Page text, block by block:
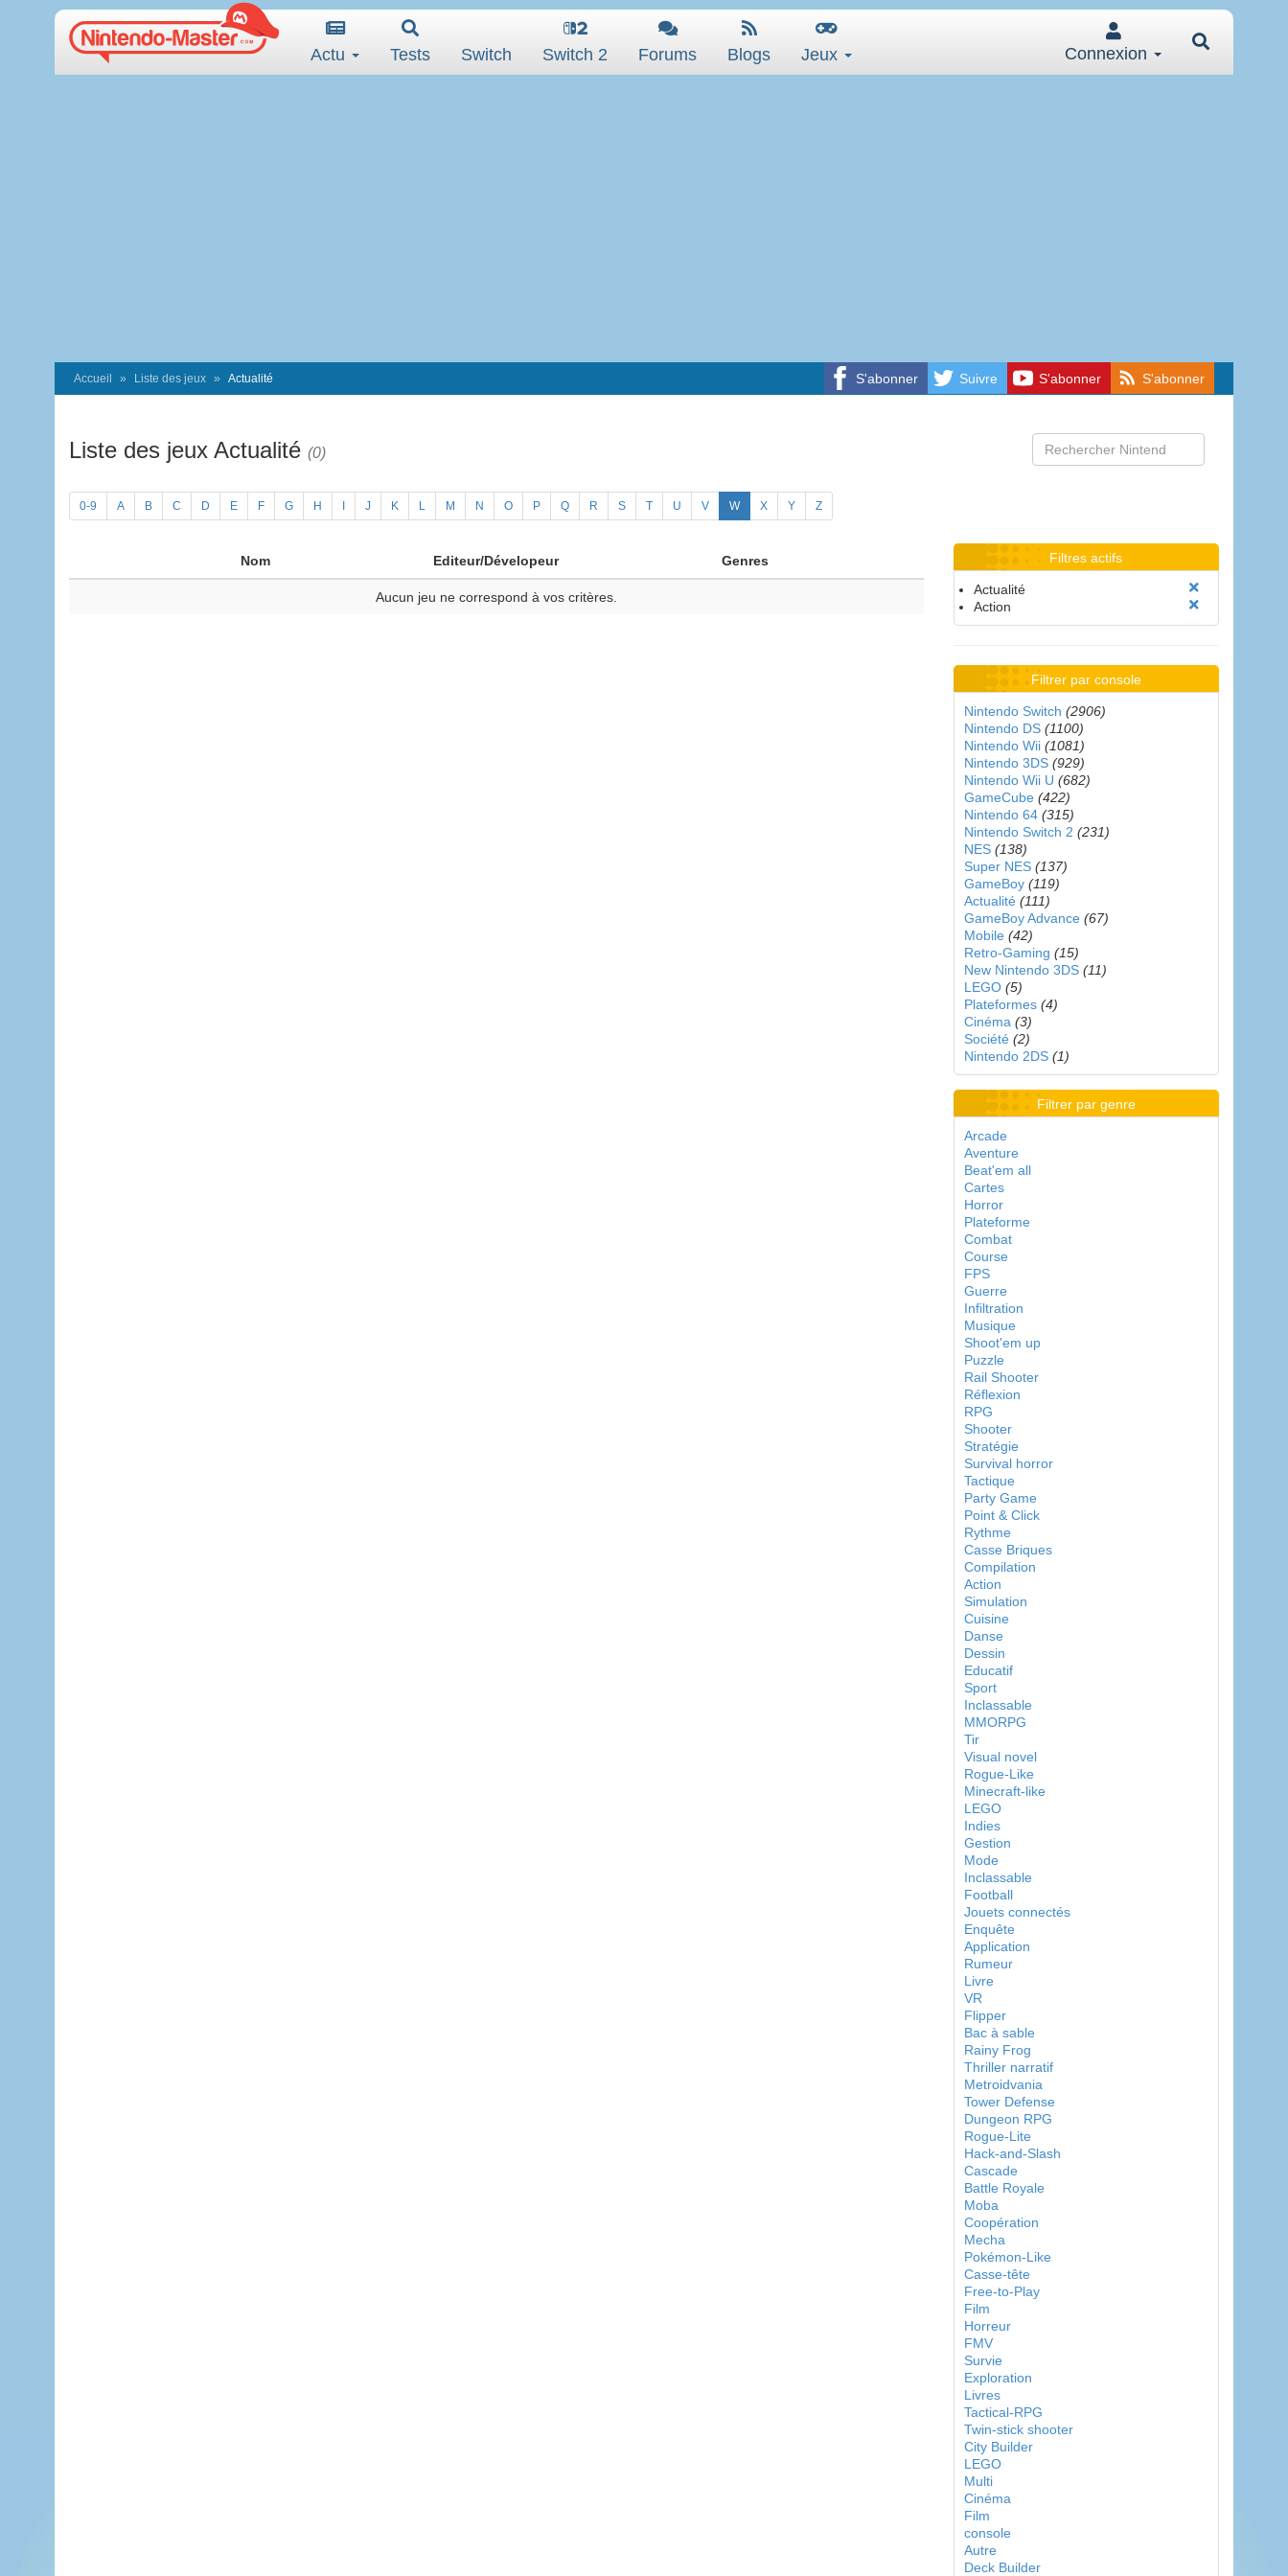
Actu Tests Switch Switch 2 Forums Blogs Jeux Connexion
S'abonner Suivre S'abonner S'abonner
Accueil Liste des jeux Actualité
Liste des jeux Actualité (0)
0-9 A B C D E F G H J K L M N O P Q R S T U V W X Y Z
Nom Editeur/Dévelopeur Genres
Aucun jeu ne correspond à vos critères.
Filtres actifs
Actualité
Action
Filtrer par console
Nintendo Switch (2906)
Nintendo DS (1100)
Nintendo Wii (1081)
Nintendo 3DS (929)
Nintendo Wii U (682)
GameCube (422)
Nintendo 64 (315)
Nintendo Switch 2 (231)
NES (138)
Super NES (137)
GameBoy (119)
Actualité (111)
GameBoy Advance (67)
Mobile (42)
Retro-Gaming (15)
New Nintendo 3DS (11)
LEGO (5)
Plateformes (4)
Cinéma (3)
Société (2)
Nintendo 2DS (1)
Filtrer par genre
Arcade
Aventure
Beat'em all
Cartes
Horror
Plateforme
Combat
Course
FPS
Guerre
Infiltration
Musique
Shoot'em up
Puzzle
Rail Shooter
Réflexion
RPG
Shooter
Stratégie
Survival horror
Tactique
Party Game
Point & Click
Rythme
Casse Briques
Compilation
Action
Simulation
Cuisine
Danse
Dessin
Educatif
Sport
Inclassable
MMORPG
Tir
Visual novel
Rogue-Like
Minecraft-like
LEGO
Indies
Gestion
Mode
Inclassable
Football
Jouets connectés
Enquête
Application
Rumeur
Livre
VR
Flipper
Bac à sable
Rainy Frog
Thriller narratif
Metroidvania
Tower Defense
Dungeon RPG
Rogue-Lite
Hack-and-Slash
Cascade
Battle Royale
Moba
Coopération
Mecha
Pokémon-Like
Casse-tête
Free-to-Play
Film
Horreur
FMV
Survie
Exploration
Livres
Tactical-RPG
Twin-stick shooter
City Builder
LEGO
Multi
Cinéma
Film
console
Autre
Deck Builder